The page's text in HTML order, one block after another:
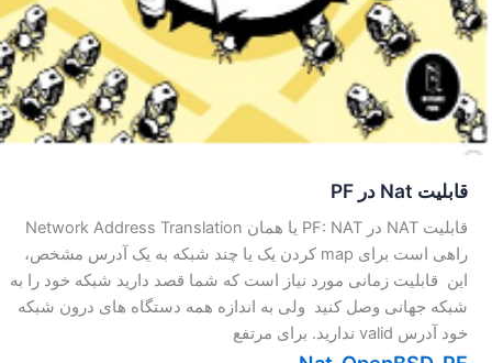
قابلیت Nat در PF
قابلیت NAT در PF: NAT یا همان Network Address Translation
راهی است برای map کردن یک یا چند شبکه به یک آدرس مشخص،
این قابلیت زمانی مورد نیاز است که شما قصد دارید شبکه خود را به
شبکه جهانی وصل کنید ولی به اندازه همه دستگاه های درون شبکه
خود آدرس valid ندارید. برای مرتفع